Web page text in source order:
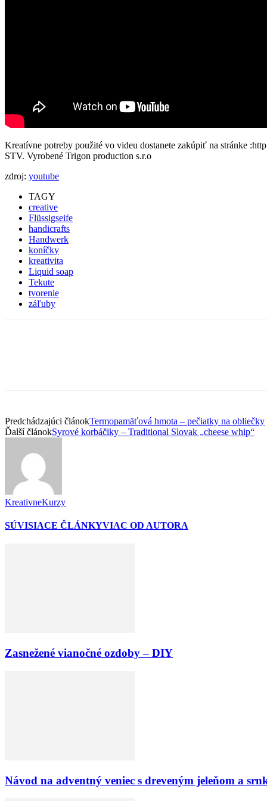
Kreatívne potreby použité vo videu dostanete zakúpiť na stránke
STV. Vyrobené Trigon production s.r.o
zdroj: youtube
TAGY
creative
Flüssigseife
handicrafts
Handwerk
koníčky
kreativita
Liquid soap
Tekute
tvorenie
záľuby
Predchádzajúci článokTermopamäťová hmota – pečiatky na obliečky
Ďalší článokSyrové korbáčiky – Traditional Slovak „cheese whip“
KreativneKurzy
SÚVISIACE ČLÁNKYVIAC OD AUTORA
Zasnežené vianočné ozdoby – DIY
Návod na adventný veniec s dreveným jeleňom a